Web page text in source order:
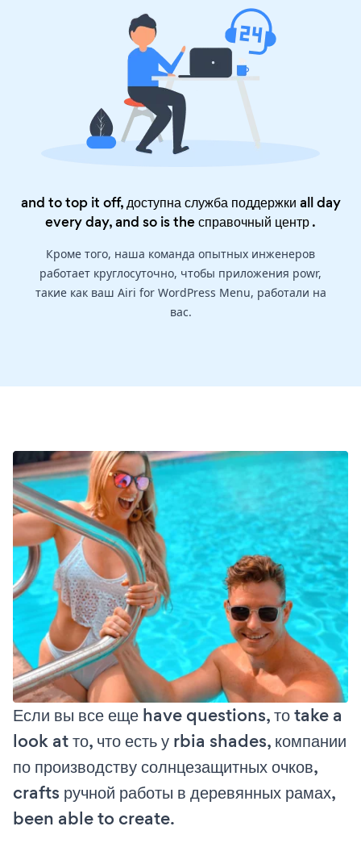
and to top it off, доступна служба поддержки all day
every day, and so is theсправочный центр.
Кроме того, наша команда опытных инженеров
работает круглосуточно, чтобы приложения powr,
такие как ваш Airi for WordPress Menu, работали на
вас.
Если вы все еще have questions, то take a
look at то, что есть у rbia shades, компании
по производству солнцезащитных очков,
crafts ручной работы в деревянных рамах,
been able to create.